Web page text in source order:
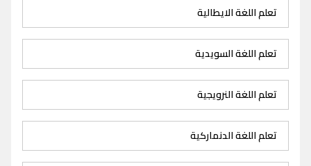
تعلم اللغة الايطالية
تعلم اللغة السويدية
تعلم اللغة النرويجية
تعلم اللغة الدنماركية